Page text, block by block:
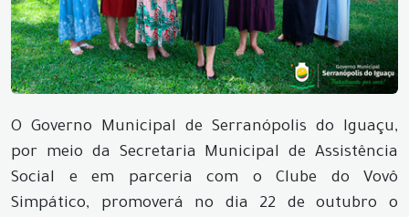
O Governo Municipal de Serranópolis do Iguaçu,
por meio da Secretaria Municipal de Assistência
Social e em parceria com o Clube do Vovô
Simpático, promoverá no dia 22 de outubro o